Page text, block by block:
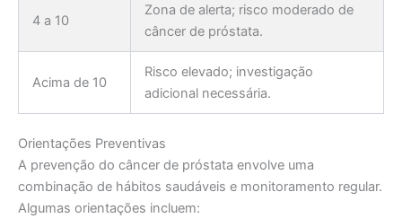
4 a 10
Zona de alerta; risco moderado de
câncer de próstata.
Acima de 10
Risco elevado; investigação
adicional necessária.
Orientações Preventivas
A prevenção do câncer de próstata envolve uma
combinação de hábitos saudáveis e monitoramento regular.
Algumas orientações incluem: